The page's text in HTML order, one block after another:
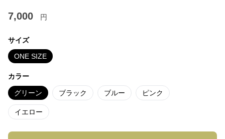
7,000 円
サイズ
ONE SIZE
カラー
グリーン ブラック ブルー ピンク
イエロー